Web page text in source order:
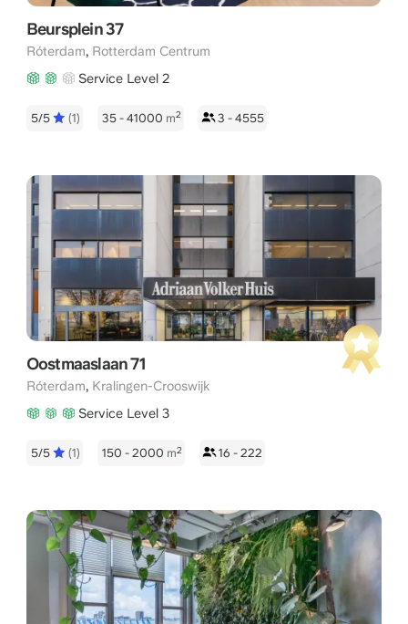
Beursplein 37
Róterdam, Rotterdam Centrum
Service Level 2
5/5 (1) 35 - 41000 m2 3 - 4555
Oostmaaslaan 71
Róterdam, Kralingen-Crooswijk
Service Level 3
5/5 (1) 150 - 2000 m2 16 - 222